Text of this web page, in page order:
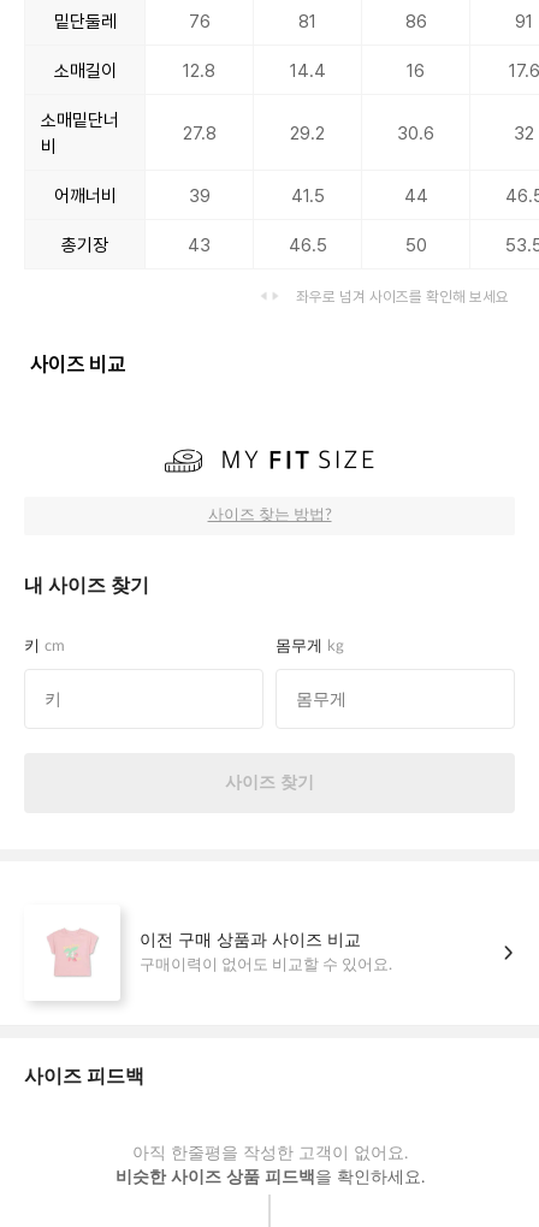
밑단둘레 76 81 86 91
소매길이 12.8 14.4 16 17.6
소매밑단너
비
27.8 29.2 30.6 32
어깨너비 39 41.5 44
총기장 43 46.5 50
좌우로 넘겨 사이즈를 확인해 보세요
사이즈 비교